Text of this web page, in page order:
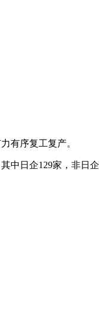
有序复工复产。
中日企129家，非日企